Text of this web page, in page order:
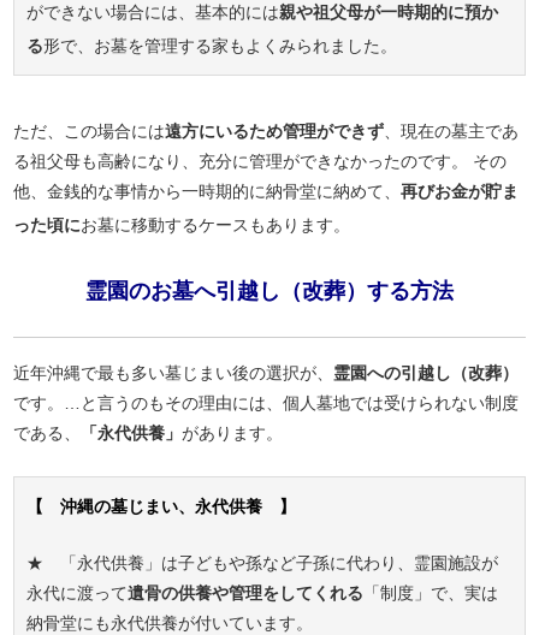
ができない場合には、基本的には親や祖父母が一時期的に預か
る形で、お墓を管理する家もよくみられました。
ただ、この場合には遠方にいるため管理ができず、現在の墓主であ
る祖父母も高齢になり、充分に管理ができなかったのです。 その
他、金銭的な事情から一時期的に納骨堂に納めて、再びお金が貯ま
った頃にお墓に移動するケースもあります。
霊園のお墓へ引越し（改葬）する方法
近年沖縄で最も多い墓じまい後の選択が、 霊園への引越し（改葬）
です。…と言うのもその理由には、個人墓地では受けられない制度
である、
「永代供養」があります。
【 沖縄の墓じまい、永代供養 】
★ 「永代供養」は子どもや孫など子孫に代わり、霊園施設が
永代に渡って遺骨の供養や管理をしてくれる 「制度」で、実は
納骨堂にも永代供養が付いています。